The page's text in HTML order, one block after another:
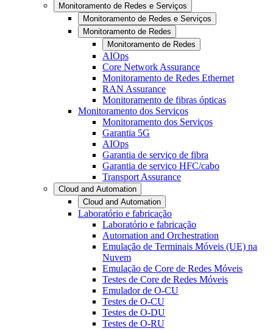
Monitoramento de Redes e Serviços
Monitoramento de Redes e Serviços
Monitoramento de Redes
Monitoramento de Redes
AIOps
Core Network Assurance
Monitoramento de Redes Ethernet
RAN Assurance
Monitoramento de fibras ópticas
Monitoramento dos Serviços
Monitoramento dos Serviços
Garantia 5G
AIOps
Garantia de serviço de fibra
Garantia de serviço HFC/cabo
Transport Assurance
Cloud and Automation
Cloud and Automation
Laboratório e fabricação
Laboratório e fabricação
Automation and Orchestration
Emulação de Terminais Móveis (UE) na
Nuvem
Emulação de Core de Redes Móveis
Testes de Core de Redes Móveis
Emulador de O-CU
Testes de O-CU
Testes de O-DU
Testes de O-RU